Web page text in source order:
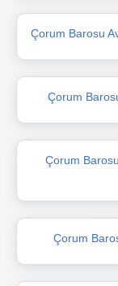
Çorum Barosu
Çorum
Çorum
Çorum